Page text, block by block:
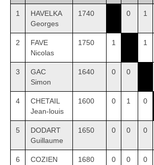
1
HAVELKA
Georges
1740 0 1
2
FAVE
Nicolas
1750 1 1
3
GAC
Simon
1640 0 0
4
CHETAIL
Jean-louis
1600 0 1 0
5
DODART
Guillaume
1650 0 0 0
6
COZIEN
1680 0 0 0